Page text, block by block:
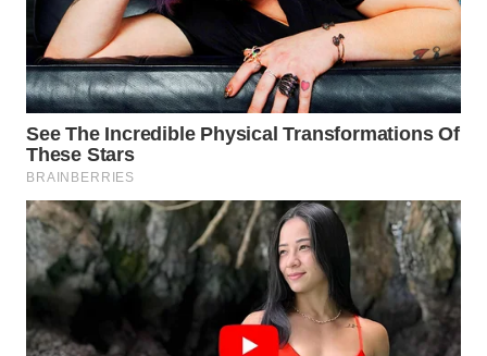
WN
MANDALIKA
WN
LIKUPANG
WN
LABUANBAJO
WN